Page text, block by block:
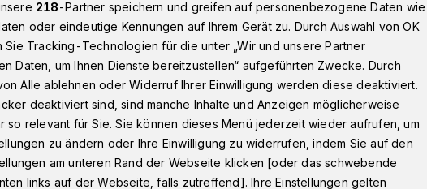
Wuppertal der Uni-Express
der Uni-Express
218-Partner speichern und greifen auf personenbezogene Daten wie
oder eindeutige Kennungen auf Ihrem Gerät zu. Durch Auswahl von OK
Sie Tracking-Technologien für die unter „Wir und unsere Partner
Daten, um Ihnen Dienste bereitzustellen“ aufgeführten Zwecke. Durch
Alle ablehnen oder Widerruf Ihrer Einwilligung werden diese deaktiviert.
deaktiviert sind, sind manche Inhalte und Anzeigen möglicherweise
so relevant für Sie. Sie können dieses Menü jederzeit wieder aufrufen, um
zu ändern oder Ihre Einwilligung zu widerrufen, indem Sie auf den
am unteren Rand der Webseite klicken [oder das schwebende
links auf der Webseite, falls zutreffend]. Ihre Einstellungen gelten